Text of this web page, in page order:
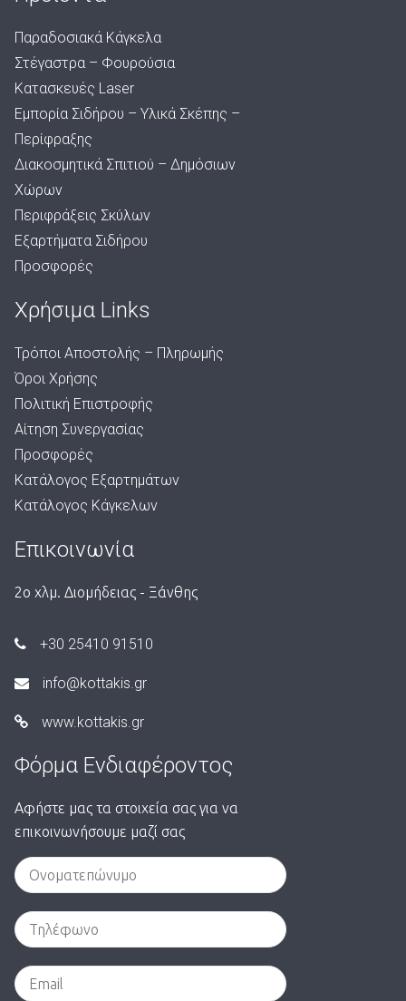
Παραδοσιακά Κάγκελα
Στέγαστρα – Φουρούσια
Κατασκευές Laser
Εμπορία Σιδήρου – Υλικά Σκέπης –
Περίφραξης
Διακοσμητικά Σπιτιού – Δημόσιων
Χώρων
Περιφράξεις Σκύλων
Εξαρτήματα Σιδήρου
Προσφορές
Χρήσιμα Links
Τρόποι Αποστολής – Πληρωμής
Όροι Χρήσης
Πολιτική Επιστροφής
Αίτηση Συνεργασίας
Προσφορές
Κατάλογος Εξαρτημάτων
Κατάλογος Κάγκελων
Επικοινωνία
2ο χλμ. Διομήδειας - Ξάνθης
+30 25410 91510
info@kottakis.gr
www.kottakis.gr
Φόρμα Ενδιαφέροντος
Αφήστε μας τα στοιχεία σας για να
επικοινωνήσουμε μαζί σας